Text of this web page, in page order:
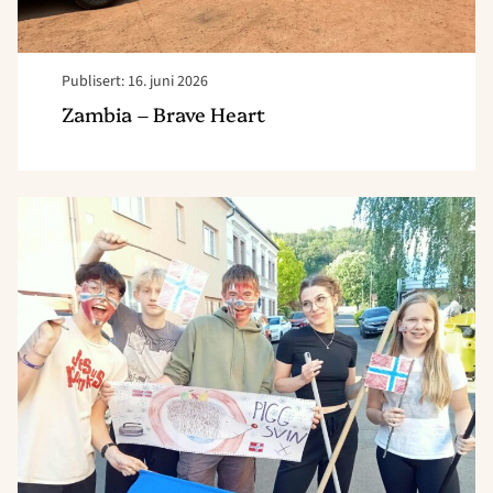
Publisert: 16. juni 2026
Zambia – Brave Heart
Read
article
"Tsjekka
x2
team"